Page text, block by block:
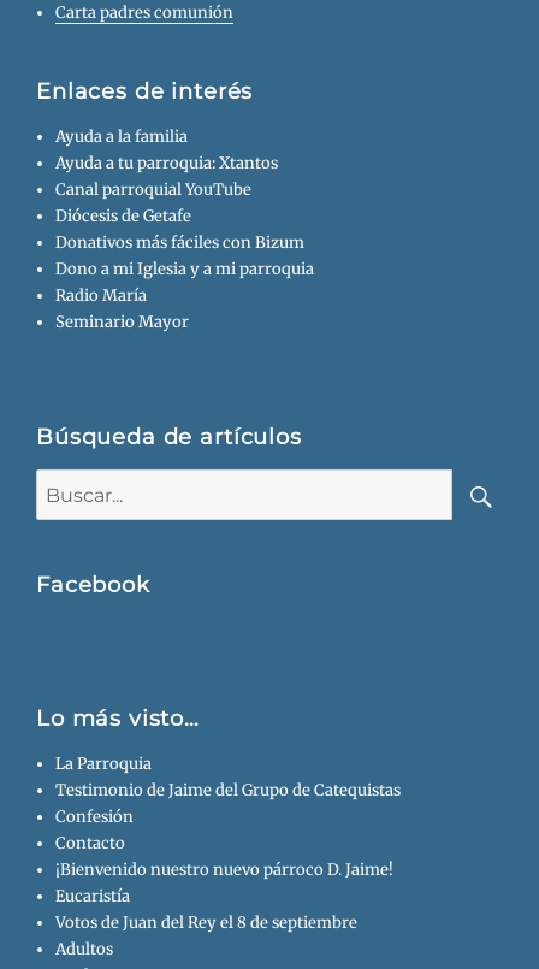
Carta padres comunión
Enlaces de interés
Ayuda a la familia
Ayuda a tu parroquia: Xtantos
Canal parroquial YouTube
Diócesis de Getafe
Donativos más fáciles con Bizum
Dono a mi Iglesia y a mi parroquia
Radio María
Seminario Mayor
Búsqueda de artículos
Facebook
Lo más visto…
La Parroquia
Testimonio de Jaime del Grupo de Catequistas
Confesión
Contacto
¡Bienvenido nuestro nuevo párroco D. Jaime!
Eucaristía
Votos de Juan del Rey el 8 de septiembre
Adultos